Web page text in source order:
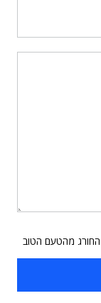
החורג מהטעם הטוב